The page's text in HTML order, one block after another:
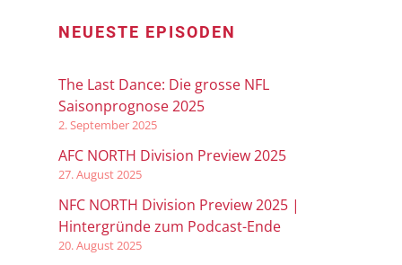
NEUESTE EPISODEN
The Last Dance: Die grosse NFL
Saisonprognose 2025
2. September 2025
AFC NORTH Division Preview 2025
27. August 2025
NFC NORTH Division Preview 2025 |
Hintergründe zum Podcast-Ende
20. August 2025